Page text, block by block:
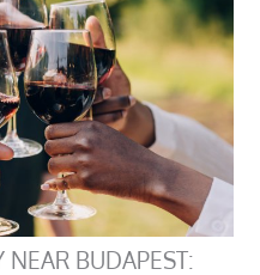
NEAR BUDAPEST: